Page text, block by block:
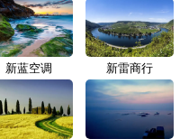
新蓝空调 新雷商行